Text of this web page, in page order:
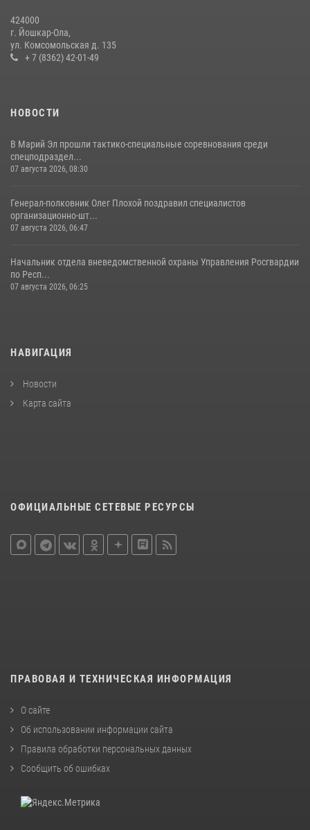
(видео)
11 июля 2026, 06:20 9
28 июля 2026, 11:52
424000
г. Йошкар-Ола,
ул. Комсомольская д. 135
+ 7 (8362) 42-01-49
НОВОСТИ
В Марий Эл прошли тактико-специальные соревнования среди
спецподраздел...
07 августа 2026, 08:30
Генерал-полковник Олег Плохой поздравил специалистов
организационно-шт...
07 августа 2026, 06:47
Начальник отдела вневедомственной охраны Управления Росгвардии
по Респ...
07 августа 2026, 06:25
НАВИГАЦИЯ
Новости
Карта сайта
ОФИЦИАЛЬНЫЕ СЕТЕВЫЕ РЕСУРСЫ
ПРАВОВАЯ И ТЕХНИЧЕСКАЯ ИНФОРМАЦИЯ
О сайте
Об использовании информации сайта
Правила обработки персональных данных
Сообщить об ошибках